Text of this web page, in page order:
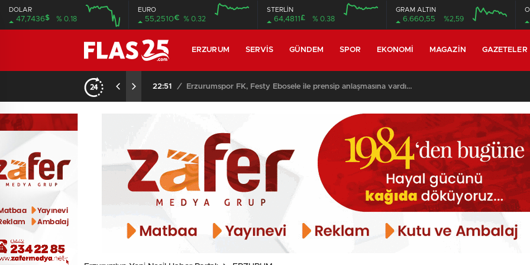
DOLAR
47,7436$ % 0.18
EURO
55,2510€ % 0.32
STERLİN
64,4811 £ % 0.38
GRAM ALTIN
6.660,55 %2,59
ERZURUM SERVIS GÜNDEM SPOR EKONOMI MAGAZIN GAZETELER
22:51 / Erzurumspor FK, Festy Ebosele ile prensip anlaşmasına vardı…